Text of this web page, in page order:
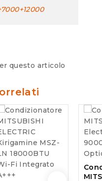
questo articolo